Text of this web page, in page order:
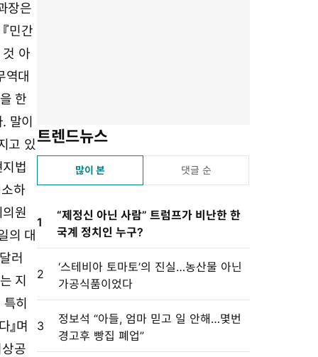
겨
기 기
장은
민간
아
역대
한
말이
고 있
법
하
원
의 대
러
지
히
며
공
트렌드뉴스
많이 본 댓글 순
1
“제정신 아닌 사람” 트럼프가 비난한 한
국계 정치인 누구?
2
‘스테비아 토마토’의 진실…농산물 아닌
가공식품이었다
3
정보석 “아들, 엄마 믿고 일 안해…몇번
경고후 빵집 폐업”